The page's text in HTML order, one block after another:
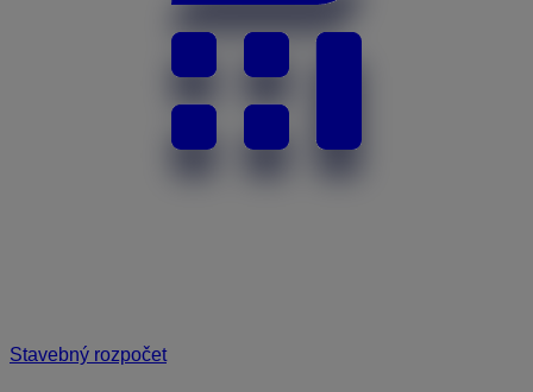
Stavebný rozpočet